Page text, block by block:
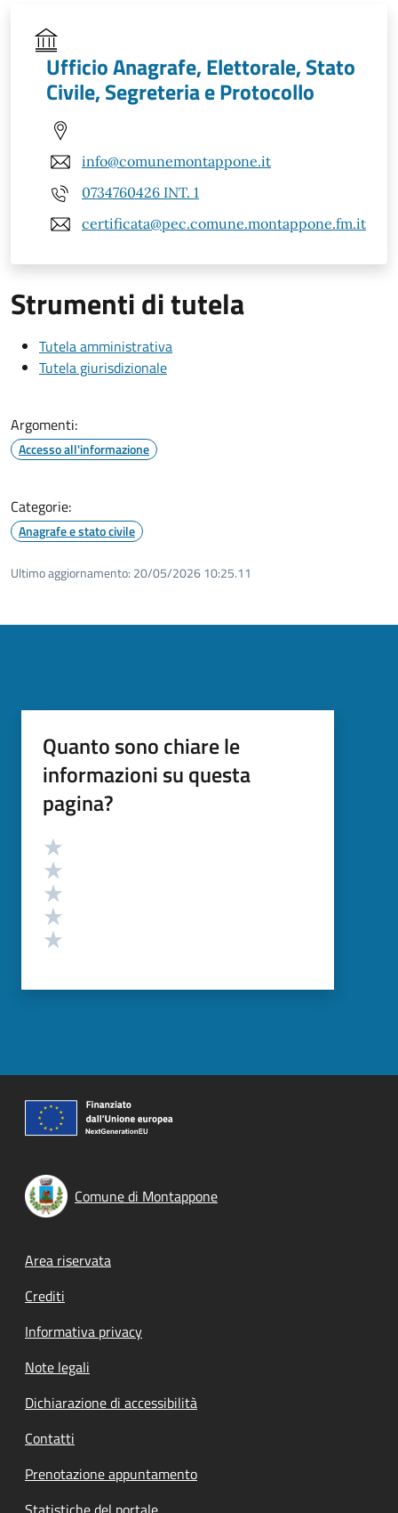
Ufficio Anagrafe, Elettorale, Stato
Civile, Segreteria e Protocollo
info@comunemontappone.it
0734760426 INT. 1
certificata@pec.comune.montappone.fm.it
Strumenti di tutela
Tutela amministrativa
Tutela giurisdizionale
Argomenti:
Accesso all'informazione
Categorie:
Anagrafe e stato civile
Ultimo aggiornamento: 20/05/2026 10:25.11
Quanto sono chiare le
informazioni su questa
pagina?
Valutazione
Comune di Montappone
Footer menu
Area riservata
Crediti
Informativa privacy
Note legali
Dichiarazione di accessibilità
Contatti
Prenotazione appuntamento